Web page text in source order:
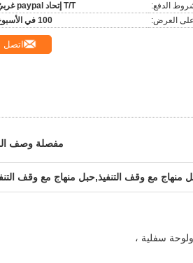
الدفع:
T/T إتحاد paypal غربيّ
على العرض:
100 في الأسبوع
اتصل
مفصلة وصف
منهاج مع وقف التنفيذ,حبل منهاج مع وقف
سفلية ،